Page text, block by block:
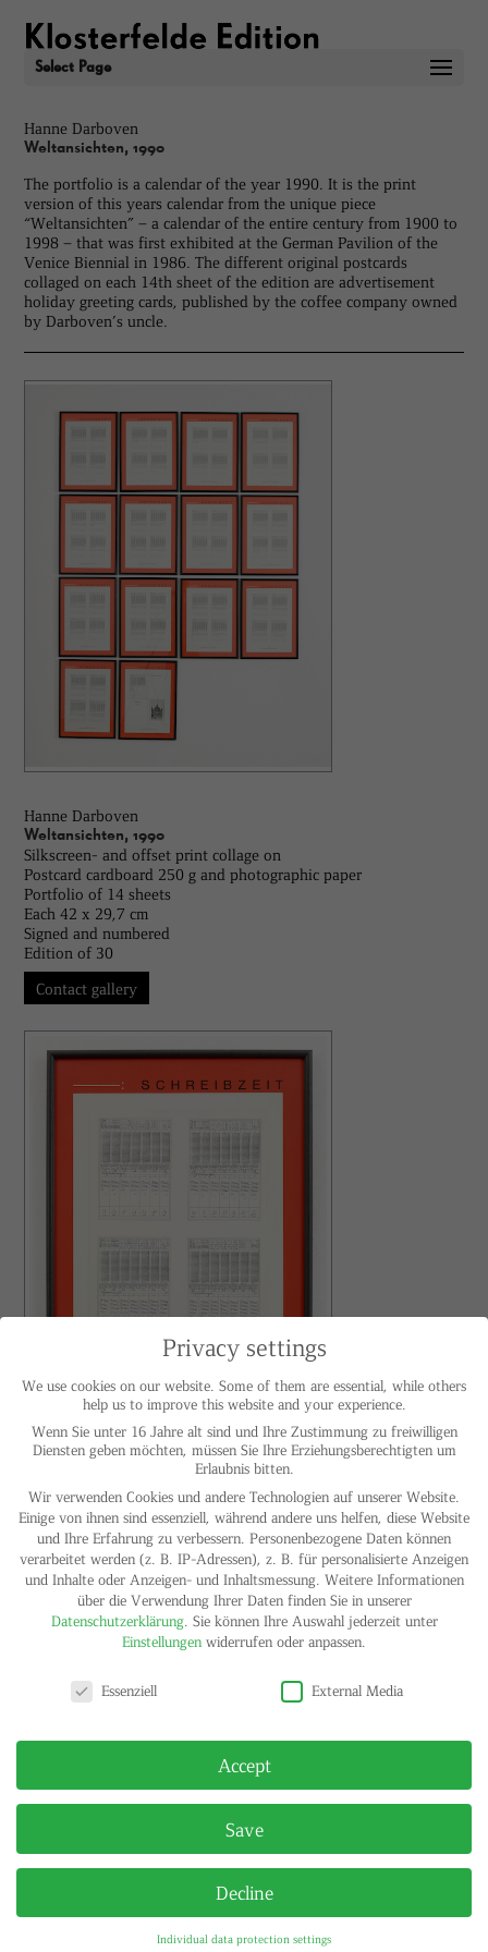
Select Page
Hanne Darboven
Weltansichten, 1990
The portfolio is a calendar of the year 1990. It is the print
version of this years calendar from the unique piece
“Weltansichten” – a calendar of the entire century from 1900 to
1998 – that was first exhibited at the German Pavilion of the
Venice Biennial in 1986. The different original postcards
collaged on each 14th sheet of the edition are advertisement
holiday greeting cards, published by the coffee company owned
by Darboven’s uncle.
Hanne Darboven
Weltansichten, 1990
Silkscreen- and offset print collage on
Postcard cardboard 250 g and photographic paper
Portfolio of 14 sheets
Each 42 x 29,7 cm
Signed and numbered
Edition of 30
Contact gallery
IMPRINT PRIVACY POLICY
Privacy settings
We use cookies on our website. Some of them are essential, while others
help us to improve this website and your experience.
Wenn Sie unter 16 Jahre alt sind und Ihre Zustimmung zu freiwilligen
Diensten geben möchten, müssen Sie Ihre Erziehungsberechtigten um
Erlaubnis bitten.
Wir verwenden Cookies und andere Technologien auf unserer Website.
Einige von ihnen sind essenziell, während andere uns helfen, diese Website
und Ihre Erfahrung zu verbessern. Personenbezogene Daten können
verarbeitet werden (z. B. IP-Adressen), z. B. für personalisierte Anzeigen
und Inhalte oder Anzeigen- und Inhaltsmessung. Weitere Informationen
über die Verwendung Ihrer Daten finden Sie in unserer
Datenschutzerklärung. Sie können Ihre Auswahl jederzeit unter
Einstellungen widerrufen oder anpassen.
Essenziell
External Media
Accept
Save
Decline
Individual data protection settings